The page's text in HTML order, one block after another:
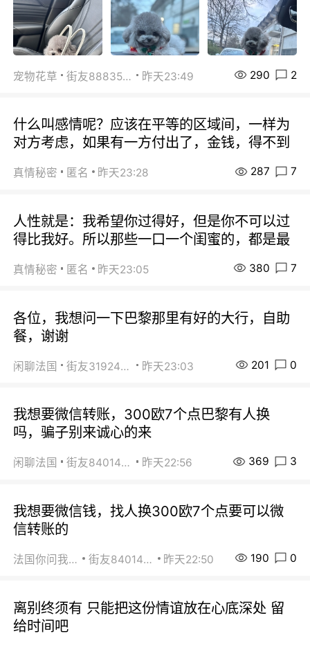
宠物花草 街友88835518 昨天23:49 290 2
什么叫感情呢？应该在平等的区域间，一样为
对方考虑，如果有一方付出了，金钱，得不到
真情秘密 匿名 昨天23:28 287 7
人性就是：我希望你过得好，但是你不可以过
得比我好。所以那些一口一个闺蜜的，都是最
真情秘密 匿名 昨天23:05 380 7
各位，我想问一下巴黎那里有好的大行，自助
餐，谢谢
闲聊法国 街友31924072 昨天23:03 201 0
我想要微信转账，300欧7个点巴黎有人换
吗，骗子别来诚心的来
闲聊法国 街友84014588 昨天22:56 369 3
我想要微信钱，找人换300欧7个点要可以微
信转账的
法国你问我答 街友84014588 昨天22:50 190 0
离别终须有 只能把这份情谊放在心底深处 留
给时间吧